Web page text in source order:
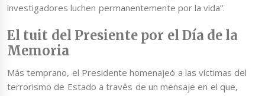
investigadores luchen permanentemente por la vida”.
El tuit del Presiente por el Día de la
Memoria
Más temprano, el Presidente homenajeó a las víctimas del
terrorismo de Estado a través de un mensaje en el que,